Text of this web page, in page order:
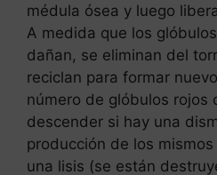
médula ósea y luego
A medida que los
dañan, se eliminan del
reciclan para formar
número de glóbulos rojos
descender si hay una
producción de los
una lisis (se están